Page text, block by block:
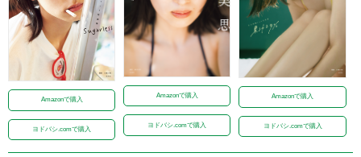
Amazonで購入
ヨドバシ.comで購入
Amazonで購入
ヨドバシ.comで購入
Amazonで購入
ヨドバシ.comで購入